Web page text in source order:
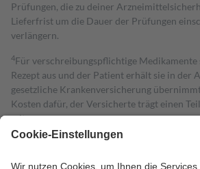
Prüfungen, die zu deiner
Lieferfrist um die Dauer der Prüfungen
verlängern.
4Für verschreibungspflichtige
Rezept aus und der Patient erhält sie in der
gesetzliche Krankenversicherung
Kosten dafür, der Versicherte trägt einen
mit.
Grundsätzlich leisten Mitglieder
höchstens zehn Euro.
Es sind jedoch nie